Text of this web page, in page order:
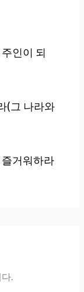
인이 되
(그 나라와
거워하라
.